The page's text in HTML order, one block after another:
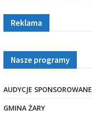
Reklama
Nasze programy
AUDYCJE SPONSOROWANE
GMINA ŻARY